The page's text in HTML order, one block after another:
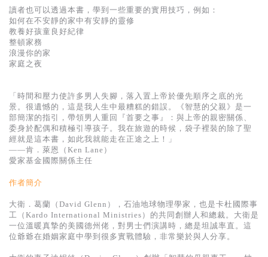
讀者也可以透過本書，學到一些重要的實用技巧，例如：
如何在不安靜的家中有安靜的靈修
教養好孩童良好紀律
整頓家務
浪漫你的家
家庭之夜
「時間和壓力使許多男人失腳，落入置上帝於優先順序之底的光
景。很遺憾的，這是我人生中最糟糕的錯誤。《智慧的父親》是一
部簡潔的指引，帶領男人重回『首要之事』：與上帝的親密關係、
委身於配偶和積極引導孩子。我在旅遊的時候，袋子裡裝的除了聖
經就是這本書，如此我就能走在正途之上！」
——肯．萊恩（Ken Lane）
愛家基金國際關係主任
作者簡介
大衛．葛蘭（David Glenn），石油地球物理學家，也是卡杜國際事
工（Kardo International Ministries）的共同創辦人和總裁。大衛是
一位溫暖真摯的美國德州佬，對男士們演講時，總是坦誠率直。這
位爺爺在婚姻家庭中學到很多實戰體驗，非常樂於與人分享。